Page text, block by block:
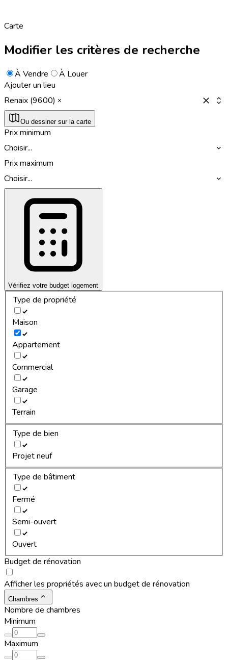
Carte
Modifier les critères de recherche
À Vendre
À Louer
Ajouter un lieu
Renaix (9600)
Ou dessiner sur la carte
Prix minimum
Choisir...
Prix maximum
Choisir...
Vérifiez votre budget logement
Type de propriété
Maison
Appartement
Commercial
Garage
Terrain
Type de bien
Projet neuf
Type de bâtiment
Fermé
Semi-ouvert
Ouvert
Budget de rénovation
Afficher les propriétés avec un budget de rénovation
Chambres
Nombre de chambres
Minimum
Maximum